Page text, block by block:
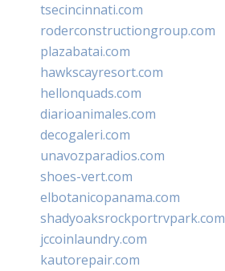
tsecincinnati.com
roderconstructiongroup.com
plazabatai.com
hawkscayresort.com
hellonquads.com
diarioanimales.com
decogaleri.com
unavozparadios.com
shoes-vert.com
elbotanicopanama.com
shadyoaksrockportrvpark.com
jccoinlaundry.com
kautorepair.com